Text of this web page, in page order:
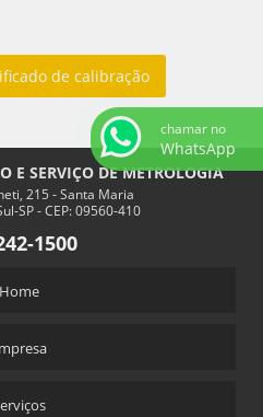
de calibração
E SERVIÇO DE METROLOGIA
215 - Santa Maria
SP - CEP: 09560-410
1500
Home
chamar no
WhatsApp